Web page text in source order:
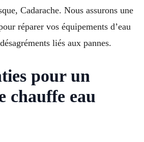
Cadarache. Nous assurons une
réparer vos équipements d’eau
liés aux pannes.
pour un
chauffe eau